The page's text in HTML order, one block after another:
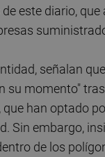
este diario,
señalan
su momento"
que han optado
Sin embargo,
de los